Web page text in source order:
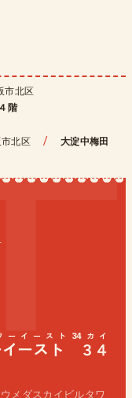
市北区
階
北区 /
大淀中梅田
イースト ３４
ーイースト34カイ
メダスカイビルタワ